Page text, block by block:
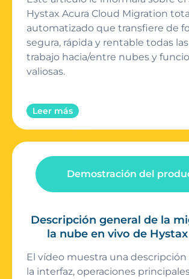
Hystax Acura Cloud Migration
automatizado que transfiere de
segura, rápida y rentable todas
trabajo hacia/entre nubes y
valiosas.
Leer más
Demostración del
Descripción general de la
la nube en vivo de
El vídeo muestra una descripción
la interfaz, operaciones